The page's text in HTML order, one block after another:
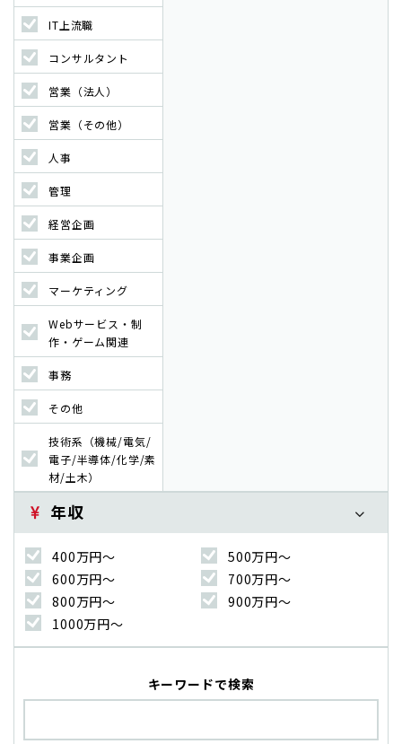
IT上流職
コンサルタント
営業（法人）
営業（その他）
人事
管理
経営企画
事業企画
マーケティング
Webサービス・制
作・ゲーム関連
事務
その他
技術系（機械/電気/
電子/半導体/化学/素
材/土木）
年収
400万円〜
500万円〜
600万円〜
700万円〜
800万円〜
900万円〜
1000万円〜
キーワードで検索